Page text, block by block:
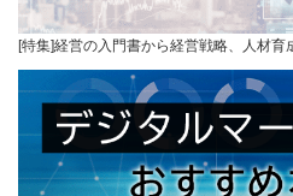
[特集]経営の入門書から経営戦略、人材